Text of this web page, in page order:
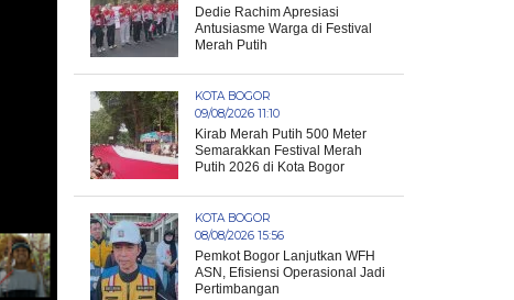
Dedie Rachim Apresiasi
Antusiasme Warga di Festival
Merah Putih
KOTA BOGOR
09/08/2026 11:10
Kirab Merah Putih 500 Meter
Semarakkan Festival Merah
Putih 2026 di Kota Bogor
KOTA BOGOR
08/08/2026 15:56
Pemkot Bogor Lanjutkan WFH
ASN, Efisiensi Operasional Jadi
Pertimbangan